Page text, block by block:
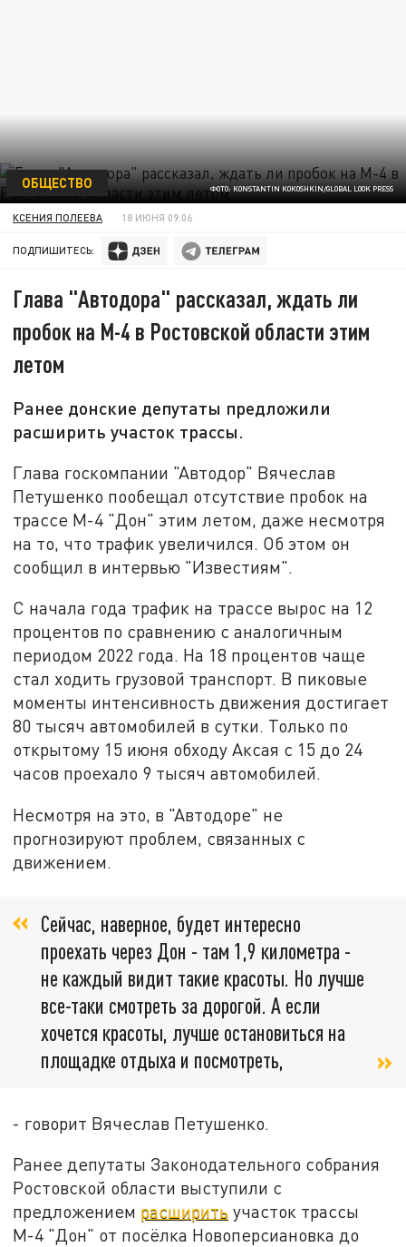
ФОТО: KONSTANTIN KOKOSHKIN/GLOBAL LOOK PRESS
ОБЩЕСТВО
КСЕНИЯ ПОЛЕЕВА 18 ИЮНЯ 09:06
ПОДПИШИТЕСЬ:
Глава "Автодора" рассказал, ждать ли
пробок на М-4 в Ростовской области этим
летом
Ранее донские депутаты предложили
расширить участок трассы.
Глава госкомпании "Автодор" Вячеслав
Петушенко пообещал отсутствие пробок на
трассе М-4 "Дон" этим летом, даже несмотря
на то, что трафик увеличился. Об этом он
сообщил в интервью "Известиям".
С начала года трафик на трассе вырос на 12
процентов по сравнению с аналогичным
периодом 2022 года. На 18 процентов чаще
стал ходить грузовой транспорт. В пиковые
моменты интенсивность движения достигает
80 тысяч автомобилей в сутки. Только по
открытому 15 июня обходу Аксая с 15 до 24
часов проехало 9 тысяч автомобилей.
Несмотря на это, в "Автодоре" не
прогнозируют проблем, связанных с
движением.
Сейчас, наверное, будет интересно
проехать через Дон - там 1,9 километра -
не каждый видит такие красоты. Но лучше
все-таки смотреть за дорогой. А если
хочется красоты, лучше остановиться на
площадке отдыха и посмотреть,
- говорит Вячеслав Петушенко.
Ранее депутаты Законодательного собрания
Ростовской области выступили с
предложением расширить участок трассы
М-4 "Дон" от посёлка Новоперсиановка до